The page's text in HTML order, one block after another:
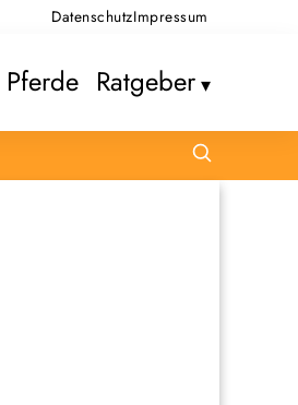
DatenschutzImpressum
Pferde Ratgeber